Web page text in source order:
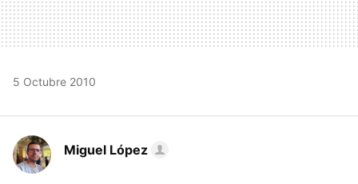
5 Octubre 2010
Miguel López